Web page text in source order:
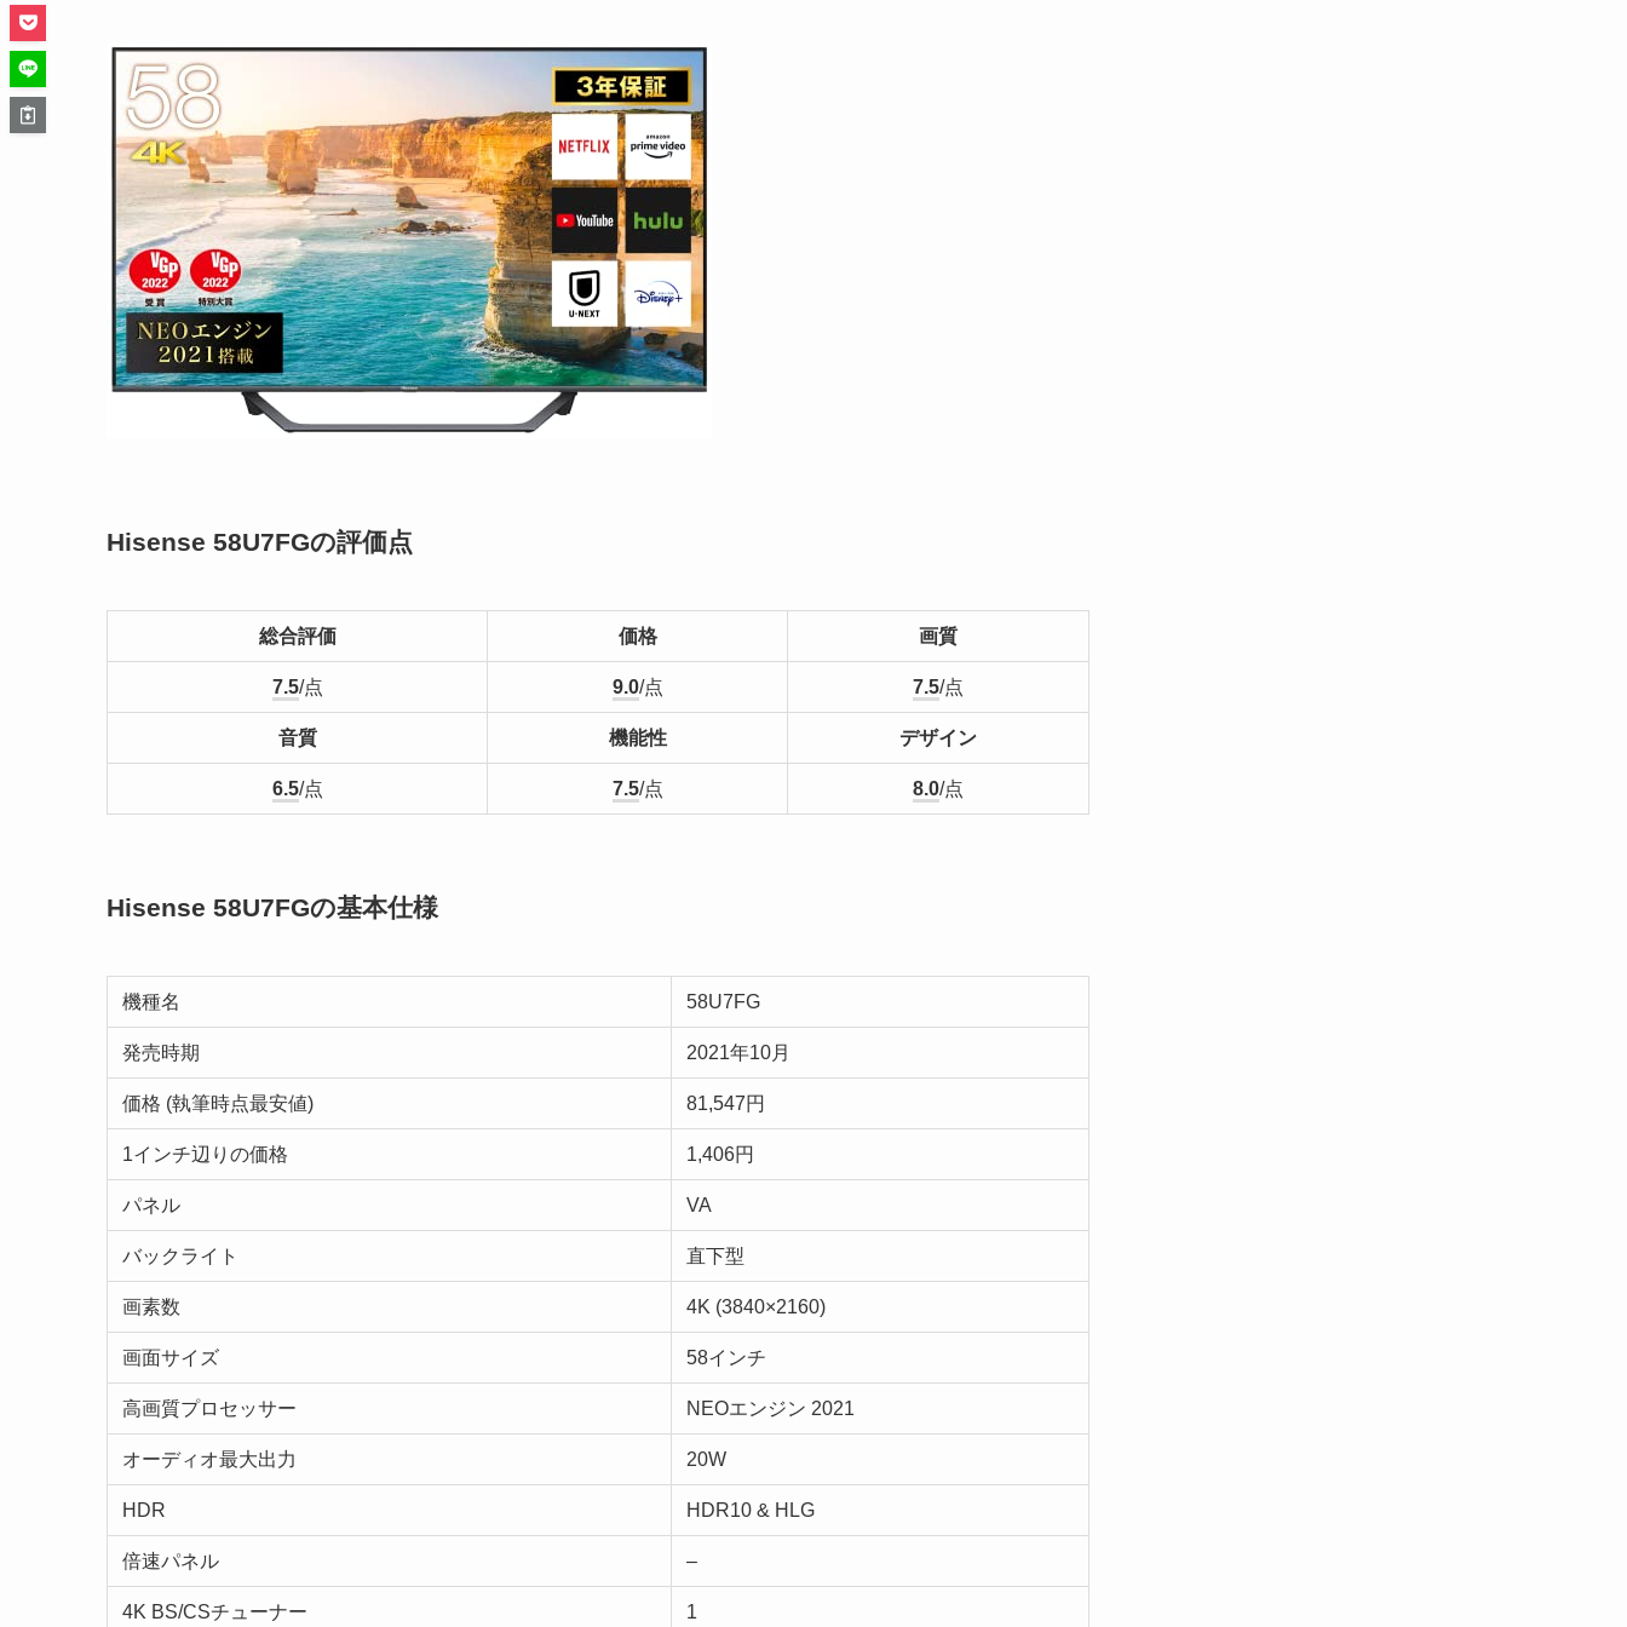
Hisense 58U7FGの評価点
総合評価 価格 画質
7.5/点 9.0/点 7.5/点
音質 機能性 デザイン
6.5/点 7.5/点 8.0/点
Hisense 58U7FGの基本仕様
機種名 58U7FG
発売時期 2021年10月
価格 (執筆時点最安値) 81,547円
1インチ辺りの価格 1,406円
パネル VA
バックライト 直下型
画素数 4K (3840×2160)
画面サイズ 58インチ
高画質プロセッサー NEOエンジン 2021
オーディオ最大出力 20W
HDR HDR10 & HLG
倍速パネル –
4K BS/CSチューナー 1